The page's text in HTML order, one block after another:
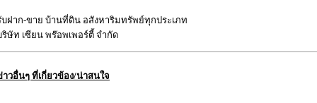
บฝาก-ขาย บ้านที่ดิน อสังหาริมทรัพย์ทุกประเภท
ริษัท เซียน พร๊อพเพอร์ตี้ จำกัด
าวอื่นๆ ที่เกี่ยวข้อง/น่าสนใจ